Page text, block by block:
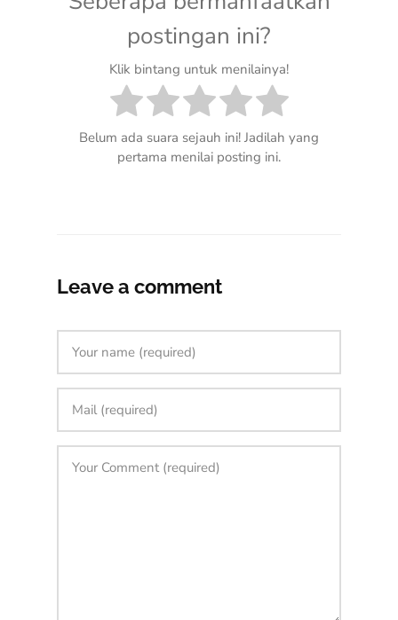
postingan ini?
Klik bintang untuk menilainya!
Belum ada suara sejauh ini! Jadilah yang
pertama menilai posting ini.
Leave a comment